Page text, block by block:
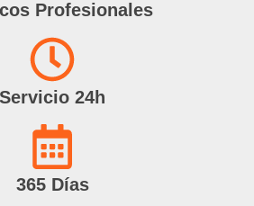
Profesionales
Servicio 24h
365 Días